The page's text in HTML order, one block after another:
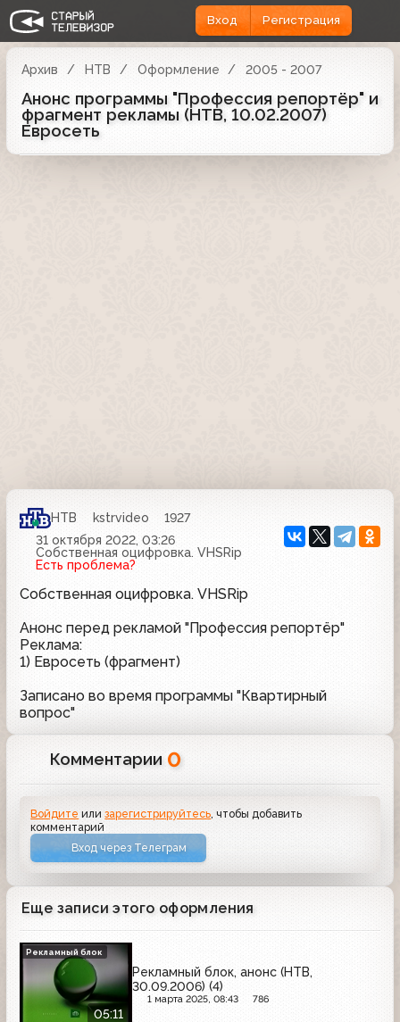
Вход Регистрация
Архив НТВ Оформление 2005 - 2007
Анонс программы "Профессия репортёр" и
фрагмент рекламы (НТВ, 10.02.2007)
Евросеть
НТВ kstrvideo
1927
31 октября 2022, 03:26
Собственная оцифровка. VHSRip
Есть проблема?
Собственная оцифровка. VHSRip
Анонс перед рекламой "Профессия репортёр"
Реклама:
1) Евросеть (фрагмент)
Записано во время программы "Квартирный
вопрос"
Комментарии 0
Войдите илизарегистрируйтесь , чтобы добавить
комментарий
Вход через Телеграм
Еще записи этого оформления
05:11
Рекламный блок, анонс (НТВ,
30.09.2006) (4)
1 марта 2025, 08:43 786
Рекламный блок